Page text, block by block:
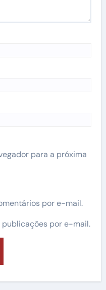
para a próxima
por e-mail.
por e-mail.